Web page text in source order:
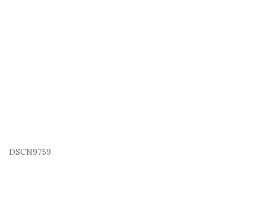
DSCN9759